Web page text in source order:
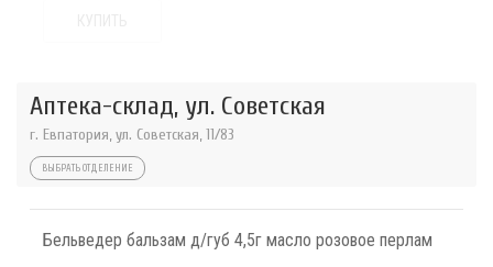
Аптека-склад, ул. Советская
г. Евпатория, ул. Советская, 11/83
ВЫБРАТЬ ОТДЕЛЕНИЕ
Бельведер бальзам д/губ 4,5г масло розовое перлам